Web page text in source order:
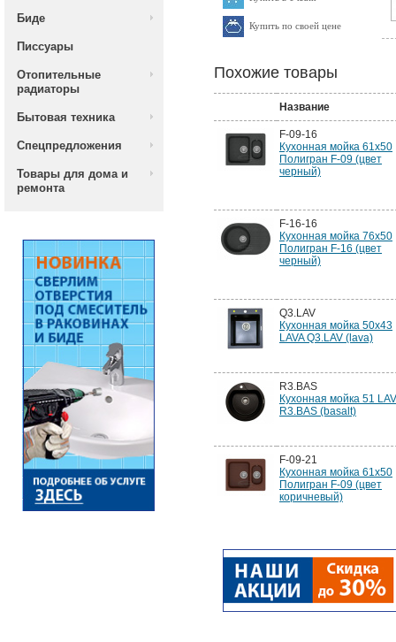
Биде
Писсуары
Отопительные
радиаторы
Бытовая техника
Спецпредложения
Товары для дома и
ремонта
Купить по своей цене
Похожие товары
Название
F-09-16
Кухонная мойка 61х50
Полигран F-09 (цвет
черный)
F-16-16
Кухонная мойка 76х50
Полигран F-16 (цвет
черный)
Q3.LAV
Кухонная мойка 50x43
LAVA Q3.LAV (lava)
R3.BAS
Кухонная мойка 51
R3.BAS (basalt)
F-09-21
Кухонная мойка 61х50
Полигран F-09 (цвет
коричневый)